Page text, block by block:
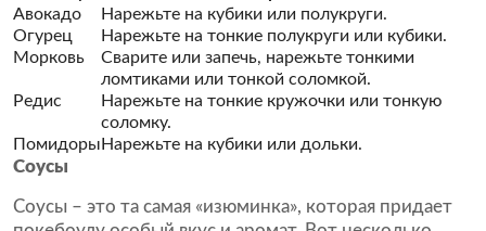
Авокадо
Нарежьте на кубики или полукруги.
Огурец
Нарежьте на тонкие полукруги или кубики.
Морковь
Сварите или запечь, нарежьте тонкими
ломтиками или тонкой соломкой.
Редис
Нарежьте на тонкие кружочки или тонкую
соломку.
Помидоры Нарежьте на кубики или дольки.
Соусы
Соусы – это та самая «изюминка», которая придает